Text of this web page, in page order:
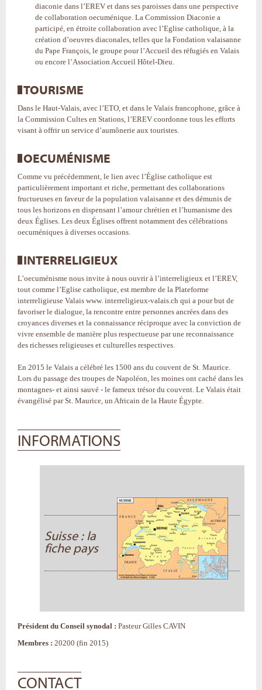
diaconie dans l’EREV et dans ses paroisses dans une perspective
de collaboration oecuménique. La Commission Diaconie a
participé, en étroite collaboration avec l’Eglise catholique, à la
création d’oeuvres diaconales, telles que la Fondation valaisanne
du Pape François, le groupe pour l’Accueil des réfugiés en Valais
ou encore l’Association Accueil Hôtel-Dieu.
TOURISME
Dans le Haut-Valais, avec l’ETO, et dans le Valais francophone, grâce à
la Commission Cultes en Stations, l’EREV coordonne tous les efforts
visant à offrir un service d’aumônerie aux touristes.
OECUMÉNISME
Comme vu précédemment, le lien avec l’Église catholique est
particulièrement important et riche, permettant des collaborations
fructueuses en faveur de la population valaisanne et des démunis de
tous les horizons en dispensant l’amour chrétien et l’humanisme des
deux Églises. Les deux Églises offrent notamment des célébrations
oecuméniques à diverses occasions.
INTERRELIGIEUX
L’oecuménisme nous invite à nous ouvrir à l’interreligieux et l’EREV,
tout comme l’Eglise catholique, est membre de la Plateforme
interreligieuse Valais www. interreligieux-valais.ch qui a pour but de
favoriser le dialogue, la rencontre entre personnes ancrées dans des
croyances diverses et la connaissance réciproque avec la conviction de
vivre ensemble de manière plus respectueuse par une reconnaissance
des richesses religieuses et culturelles respectives.
En 2015 le Valais a célébré les 1500 ans du couvent de St. Maurice.
Lors du passage des troupes de Napoléon, les moines ont caché dans les
montagnes- et ainsi sauvé - le fameux trésor du couvent. Le Valais était
évangélisé par St. Maurice, un Africain de la Haute Égypte.
INFORMATIONS
Suisse : la
fiche pays
Président du Conseil synodal : Pasteur Gilles CAVIN
Membres : 20200 (fin 2015)
CONTACT